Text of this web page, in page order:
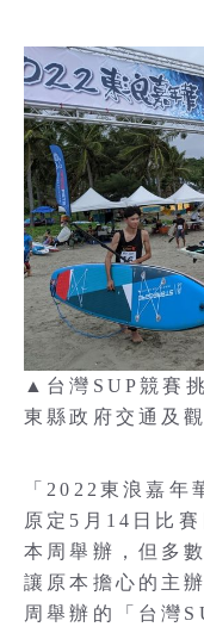
▲台灣SUP競賽
東縣政府交通及
「2022東浪嘉年
原定5月14日比
本周舉辦，但多
讓原本擔心的主
周舉辦的「台灣